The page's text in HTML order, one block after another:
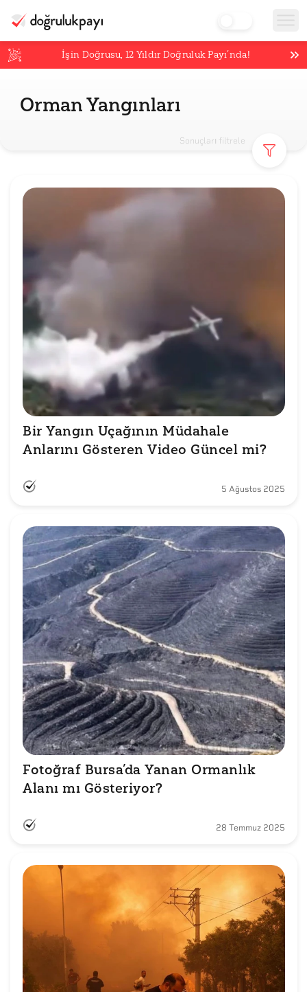
İşin Doğrusu,12 Yıldır Doğruluk Payı’nda!
Orman Yangınları
Sonuçları filtrele
Bir Yangın Uçağının Müdahale
Anlarını Gösteren Video Güncel mi?
5 Ağustos 2025
Fotoğraf Bursa’da Yanan Ormanlık
Alanı mı Gösteriyor?
28 Temmuz 2025